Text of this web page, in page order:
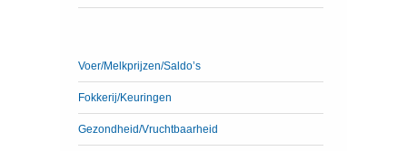
Voer/Melkprijzen/Saldo’s
Fokkerij/Keuringen
Gezondheid/Vruchtbaarheid